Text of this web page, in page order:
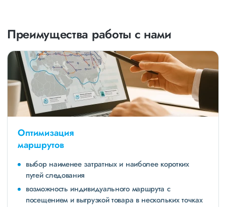
Преимущества работы с нами
Оптимизация
маршрутов
выбор наименее затратных и наиболее коротких
путей следования
возможность индивидуального маршрута с
посещением и выгрузкой товара в нескольких точках